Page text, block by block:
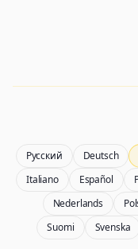
Deutsch
Русский
Español
Italiano
Nederlands
Svenska
Suomi
Nano Banana 2
Nano Banana 2 Lite
أنشئ بسرعة باستخدام Lite